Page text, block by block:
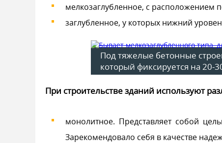
мелкозаглубленное, с
заглубленное, у которых нижний
Под тяжелые бетонные
который фиксируется на 20-
При строительстве зданий используют
монолитное. Представляет собой
Зарекомендовало себя в качестве